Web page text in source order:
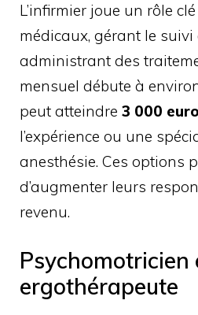
L’infirmier joue un rôle
médicaux, gérant le
administrant des
mensuel débute à
peut atteindre 3 000
l’expérience ou une
anesthésie. Ces options
d’augmenter leurs
revenu.
Psychomotricien
ergothérapeute